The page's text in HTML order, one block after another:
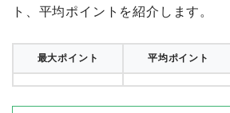
ト、平均ポイントを紹介します。
最大ポイント 平均ポイント